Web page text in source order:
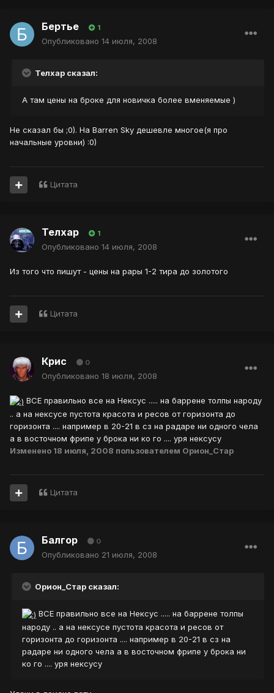
Бертье 1
Опубликовано 14 июля, 2008
Телхар сказал:
А там цены на броке для новичка более вменяемые )
Не сказал бы ;0). На Barren Sky дешевле многое(я про
начальные уровни) :0)
Цитата
Телхар 1
Опубликовано 14 июля, 2008
Из того что пишут - цены на рары 1-2 тира до золотого
Цитата
Крис 0
Опубликовано 18 июля, 2008
ВСЕ правильно все на Нексус ..... на баррене толпы народу
.. а на нексусе пустота красота и ресов от горизонта до
горизонта .... например в 20-21 в сз на радаре ни одного чела
а в восточном фрипе у брока ни ко го .... уря нексусу
Изменено 18 июля, 2008 пользователем Орион_Стар
Цитата
Балгор 0
Опубликовано 21 июля, 2008
Орион_Стар сказал:
ВСЕ правильно все на Нексус ..... на баррене толпы
народу .. а на нексусе пустота красота и ресов от
горизонта до горизонта .... например в 20-21 в сз на
радаре ни одного чела а в восточном фрипе у брока ни
ко го .... уря нексусу